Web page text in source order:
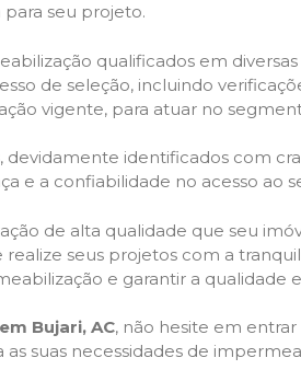
seu projeto.
qualificados em diversas
de seleção, incluindo
vigente, para atuar no
identificados com
e a confiabilidade no acesso ao
de alta qualidade que seu
seus projetos com a
e garantir a qualidade
Bujari, AC, não hesite em entrar
suas necessidades de